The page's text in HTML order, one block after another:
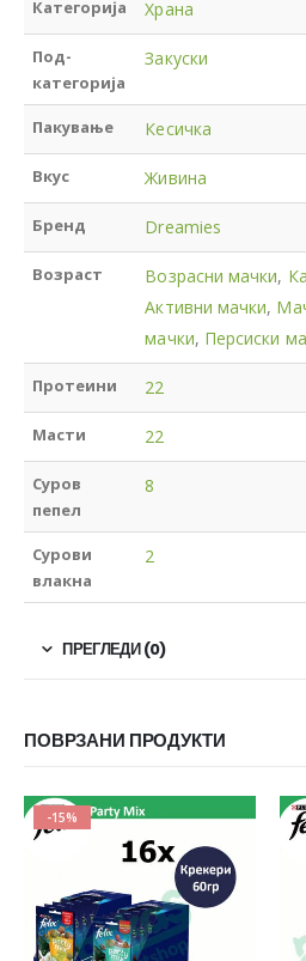
Категорија Храна
Под-
категорија
Закуски
Пакување Кесичка
Вкус Живина
Бренд Dreamies
Возраст Возрасни мачки,
Активни мачки,
мачки, Персиски
Протеини 22
Масти 22
Суров
пепел
8
Сурови
влакна
2
ПРЕГЛЕДИ (0)
ПОВРЗАНИ ПРОДУКТИ
-15%